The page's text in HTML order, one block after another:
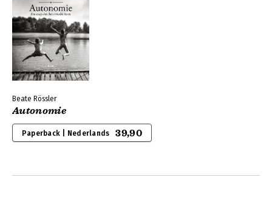
Beate Rössler
Autonomie
Paperback | Nederlands 39,90